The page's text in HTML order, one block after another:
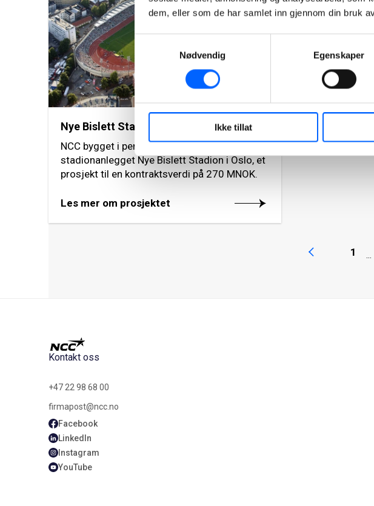
dem, eller som de har samlet inn gjennom din bruk
Samtykkevalg
Nødvendig
Egenskaper
Ikke tillat
Nye Bislett Stadion, Oslo
NCC bygget i perioden 2004-2005
stadionanlegget Nye Bislett Stadion i Oslo, et
prosjekt til en kontraktsverdi på 270 MNOK.
Les mer om prosjektet
1 ...
Kontakt oss
+47 22 98 68 00
firmapost@ncc.no
Facebook
LinkedIn
Instagram
YouTube